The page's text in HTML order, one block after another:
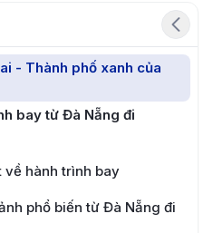
- Thành phố xanh của
bay từ Đà Nẵng đi
về hành trình bay
phổ biến từ Đà Nẵng đi